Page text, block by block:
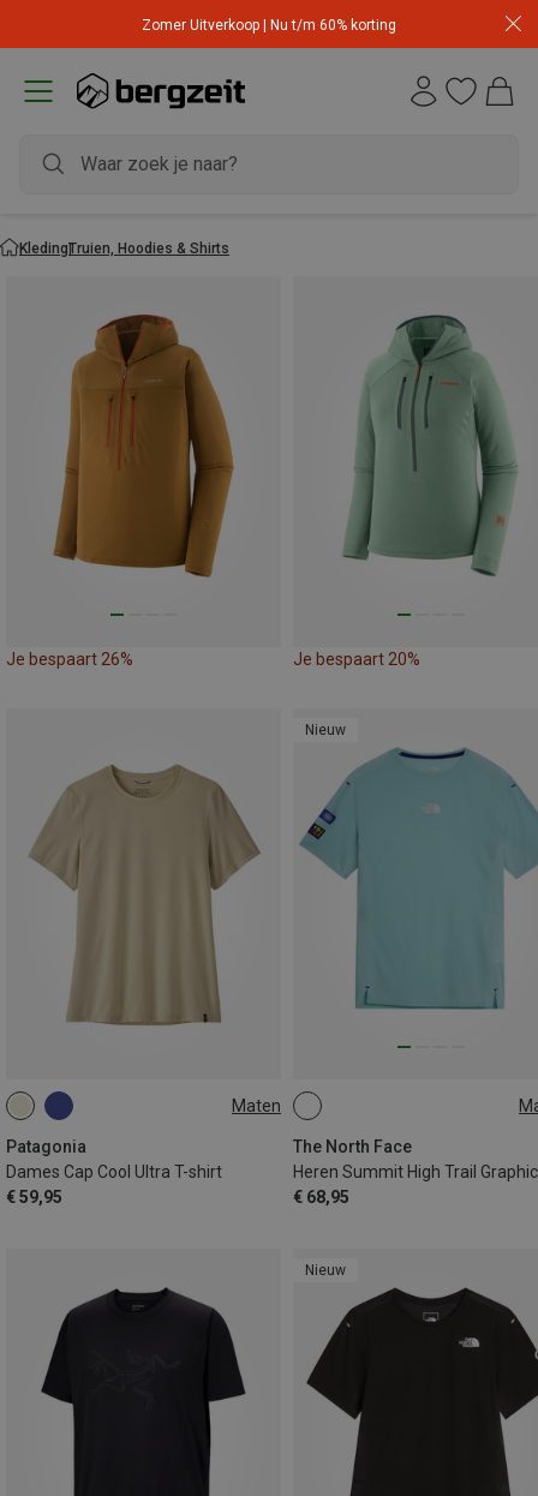
Zomer Uitverkoop | Nu t/m 60% korting
KledingTruien, Hoodies & Shirts
Je bespaart 26% Je bespaart 20%
Maten
Patagonia
Dames Cap Cool Ultra T-shirt
€ 59,95
XS S
Nieuw
The North Face
€ 68,95
S
Nieuw